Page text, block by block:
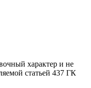
характер и не
статьей 437 ГК